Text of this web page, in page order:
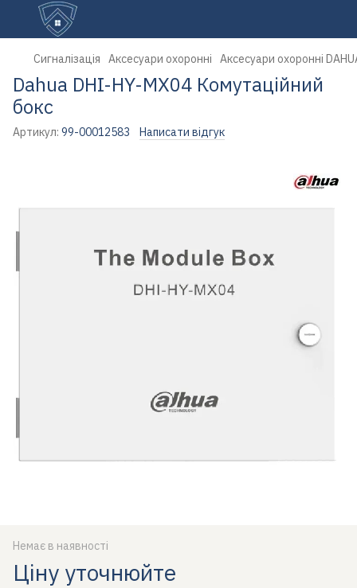
Сигналізація Аксесуари охоронні Аксесуари охоронні
Dahua DHI-HY-MX04 Комутаційний
бокс
Артикул: 99-00012583 Написати відгук
Немає в наявності
Ціну уточнюйте